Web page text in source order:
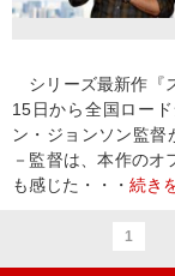
シリーズ最新作『
15日から全国ロー
ン・ジョンソン監督
－監督は、本作の
も感じた・・・ 続き
1